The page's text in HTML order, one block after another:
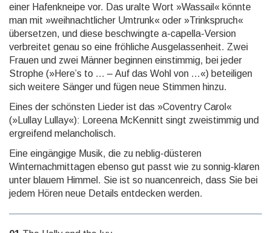
einer Hafenkneipe vor. Das uralte Wort »Wassail« könnte
man mit »weihnachtlicher Umtrunk« oder »Trinkspruch«
übersetzen, und diese be­schwingte a-capella-Version
verbreitet genau so eine fröhliche Ausgelassenheit. Zwei
Frauen und zwei Männer be­gin­nen einstimmig, bei jeder
Strophe (»Here’s to … – Auf das Wohl von …«) beteiligen
sich weitere Sänger und fügen neue Stimmen hinzu.
Eines der schönsten Lieder ist das »Coventry Carol«
(»Lullay Lullay«): Loreena McKennitt singt zwei­stimmig und
ergreifend melancholisch.
Eine eingängige Musik, die zu neblig-düsteren
Winternachmittagen ebenso gut passt wie zu sonnig-klaren
unter blauem Himmel. Sie ist so nuancenreich, dass Sie bei
jedem Hören neue Details entdecken werden.